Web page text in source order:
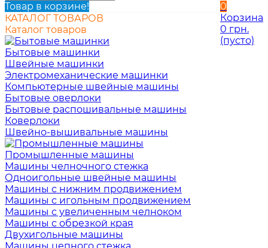
0
Корзина
0 грн.
(пусто)
Товар в корзине!
КАТАЛОГ ТОВАРОВ
Каталог товаров
Бытовые машинки
Швейные машинки
Электромеханические машинки
Компьютерные швейные машины
Бытовые оверлоки
Бытовые распошивальные машины
Коверлоки
Швейно-вышивальные машины
Промышленные машины
Машины челночного стежка
Одноигольные швейные машины
Машины с нижним продвижением
Машины с игольным продвижением
Машины с увеличенным челноком
Машины с обрезкой края
Двухигольные машины